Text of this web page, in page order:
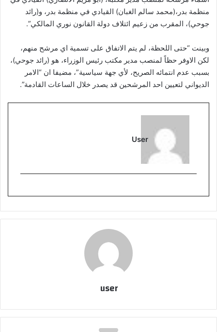
منظمة بدر،(محمد سالم الغبان) القيادي في منظمة بدر، و(رائد
جوحي)، المقرب من زعيم ائتلاف دولة القانون نوري المالكي”.
وبينت “حتى اللحظة، لم يتم الاتفاق على تسمية اي مرشح منهم،
لكن الاوفر حظاً لمنصب مدير مكتب رئيس الوزراء، هو (رائد جوحي)،
بسبب عدم انتمائه الصريح، لأي جهة سياسية”، مضيفا ان “الامر
الديواني لتعيين احد المرشحين قد يصدر خلال الساعات القادمة”.
User
user